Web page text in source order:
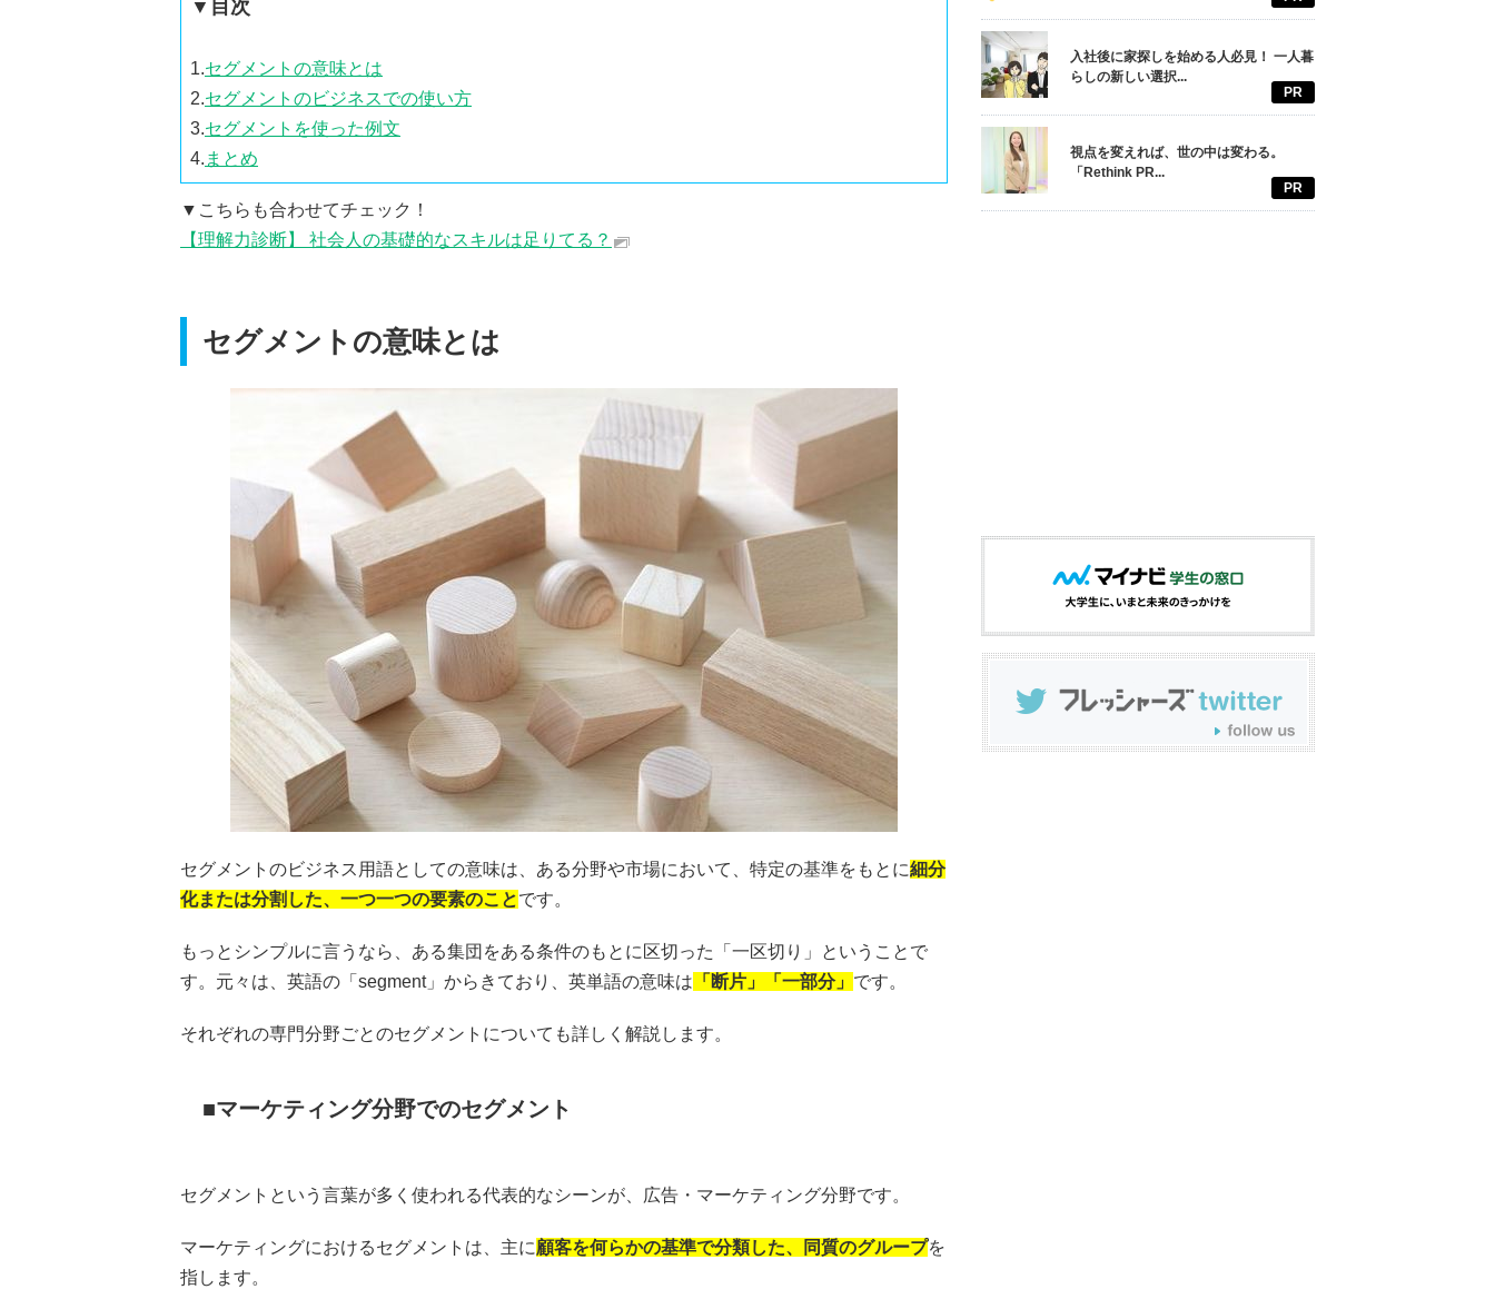
▼目次
1.セグメントの意味とは
2.セグメントのビジネスでの使い方
3.セグメントを使った例文
4. まとめ
▼こちらも合わせてチェック！
【理解力診断】 社会人の基礎的なスキルは足りてる？
セグメントの意味とは
セグメントのビジネス用語としての意味は、ある分野や市場において、特定の基準をもとに細分
化または分割した、一つ一つの要素のことです。
もっとシンプルに言うなら、ある集団をある条件のもとに区切った「一区切り」ということで
す。元々は、英語の「segment」からきており、英単語の意味は 「断片」「一部分」 です。
それぞれの専門分野ごとのセグメントについても詳しく解説します。
マーケティング分野でのセグメント
セグメントという言葉が多く使われる代表的なシーンが、広告・マーケティング分野です。
マーケティングにおけるセグメントは、主に顧客を何らかの基準で分類した、同質のグループを
指します。
入社後に家探しを始める人必見！ 一人暮
らしの新しい選択...
PR
視点を変えれば、世の中は変わる。
「Rethink PR...
PR